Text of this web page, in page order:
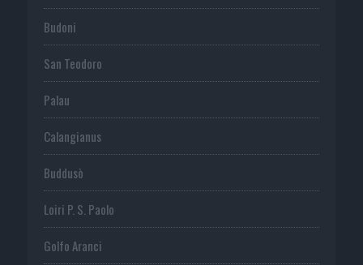
Budoni
San Teodoro
Palau
Calangianus
Buddusò
Loiri P. S. Paolo
Golfo Aranci